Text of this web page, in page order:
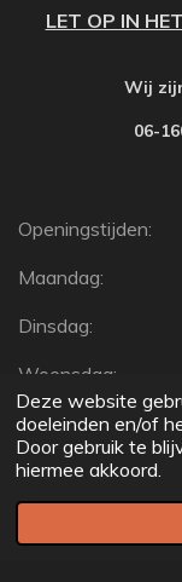
Deze website
doeleinden en/of
Door gebruik te
hiermee akkoord.
LET OP IN
Wij zijn
06-
Openingstijden:
Maandag:
Dinsdag:
Woensdag:
Donderdag:
Vrijdag: